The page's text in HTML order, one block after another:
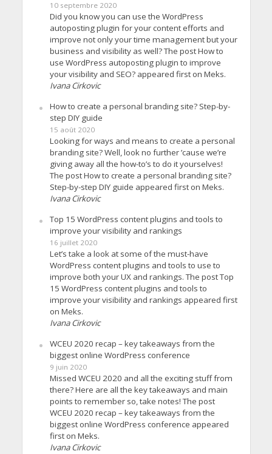
10 septembre 2020
Did you know you can use the WordPress
autoposting plugin for your content efforts and
improve not only your time management but your
business and visibility as well? The post How to
use WordPress autoposting plugin to improve
your visibility and SEO? appeared first on Meks.
Ivana Cirkovic
How to create a personal branding site? Step-by-
step DIY guide
15 août 2020
Looking for ways and means to create a personal
branding site? Well, look no further ’cause we’re
giving away all the how-to’s to do it yourselves!
The post How to create a personal branding site?
Step-by-step DIY guide appeared first on Meks.
Ivana Cirkovic
Top 15 WordPress content plugins and tools to
improve your visibility and rankings
16 juillet 2020
Let’s take a look at some of the must-have
WordPress content plugins and tools to use to
improve both your UX and rankings. The post Top
15 WordPress content plugins and tools to
improve your visibility and rankings appeared first
on Meks.
Ivana Cirkovic
WCEU 2020 recap – key takeaways from the
biggest online WordPress conference
9 juin 2020
Missed WCEU 2020 and all the exciting stuff from
there? Here are all the key takeaways and main
points to remember so, take notes! The post
WCEU 2020 recap – key takeaways from the
biggest online WordPress conference appeared
first on Meks.
Ivana Cirkovic